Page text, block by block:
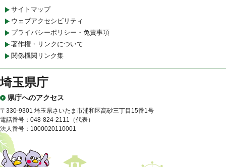
サイトマップ
ウェブアクセシビリティ
プライバシーポリシー・免責事項
著作権・リンクについて
関係機関リンク集
埼玉県庁
県庁へのアクセス
〒330-9301 埼玉県さいたま市浦和区高砂三丁目15番1号
電話番号：048-824-2111（代表）
法人番号：1000020110001